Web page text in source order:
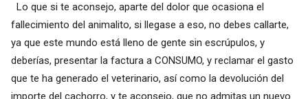
Lo que si te aconsejo, aparte del dolor que ocasiona el
fallecimiento del animalito, si llegase a eso, no debes callarte,
ya que este mundo está lleno de gente sin escrúpulos, y
deberías, presentar la factura a CONSUMO, y reclamar el gasto
que te ha generado el veterinario, así como la devolución del
importe del cachorro, y te aconsejo, que no admitas un nuevo